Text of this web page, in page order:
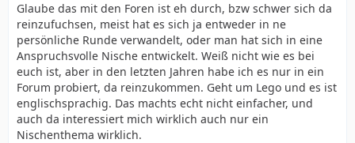
Glaube das mit den Foren ist eh durch, bzw schwer sich da
reinzufuchsen, meist hat es sich ja entweder in ne
persönliche Runde verwandelt, oder man hat sich in eine
Anspruchsvolle Nische entwickelt. Weiß nicht wie es bei
euch ist, aber in den letzten Jahren habe ich es nur in ein
Forum probiert, da reinzukommen. Geht um Lego und es ist
englischsprachig. Das machts echt nicht einfacher, und
auch da interessiert mich wirklich auch nur ein
Nischenthema wirklich.